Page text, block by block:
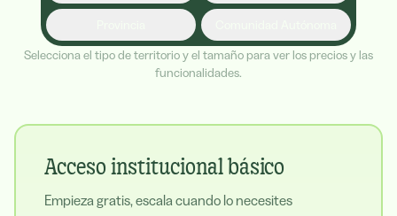
Selecciona el tipo de territorio y el tamaño para ver los precios y las
funcionalidades.
Acceso institucional básico
Empieza gratis, escala cuando lo necesites